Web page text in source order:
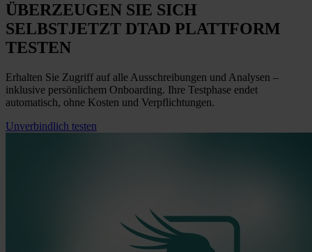
ÜBERZEUGEN SIE SICH
SELBSTJETZT DTAD PLATTFORM
TESTEN
Erhalten Sie Zugriff auf alle Ausschreibungen und Analysen –
inklusive persönlichem Onboarding. Ihre Testphase endet
automatisch, ohne Kosten und Verpflichtungen.
Unverbindlich testen